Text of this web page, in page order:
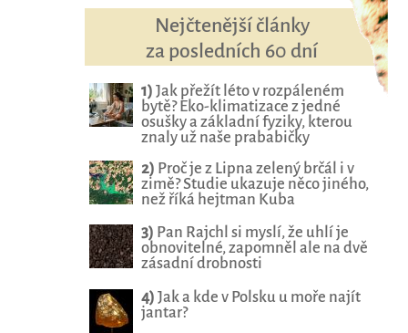
Nejčtenější články
za posledních 60 dní
1) Jak přežít léto v rozpáleném
bytě? Eko-klimatizace z jedné
osušky a základní fyziky, kterou
znaly už naše prababičky
2) Proč je z Lipna zelený brčál i v
zimě? Studie ukazuje něco jiného,
než říká hejtman Kuba
3) Pan Rajchl si myslí, že uhlí je
obnovitelné, zapomněl ale na dvě
zásadní drobnosti
4) Jak a kde v Polsku u moře najít
jantar?